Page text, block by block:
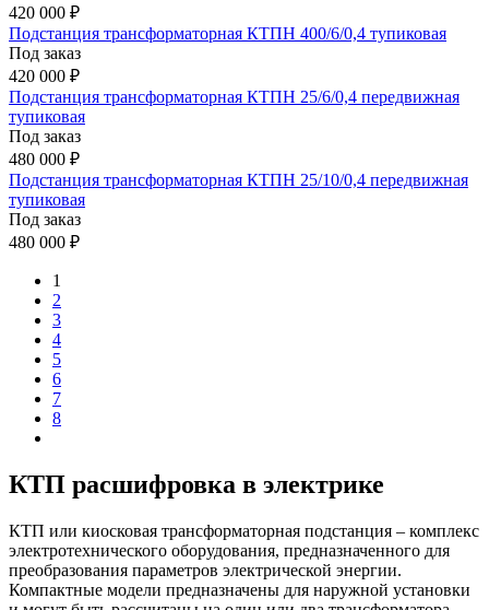
420 000 ₽
Подстанция трансформаторная КТПН 400/6/0,4 тупиковая
Под заказ
420 000 ₽
Подстанция трансформаторная КТПН 25/6/0,4 передвижная
тупиковая
Под заказ
480 000 ₽
Подстанция трансформаторная КТПН 25/10/0,4 передвижная
тупиковая
Под заказ
480 000 ₽
1
2
3
4
5
6
7
8
КТП расшифровка в электрике
КТП или киосковая трансформаторная подстанция – комплекс
электротехнического оборудования, предназначенного для
преобразования параметров электрической энергии.
Компактные модели предназначены для наружной установки